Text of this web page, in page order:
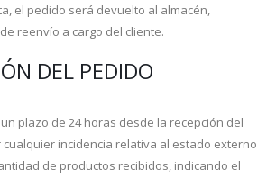
el pedido será devuelto al almacén,
reenvío a cargo del cliente.
DEL PEDIDO
plazo de 24 horas desde la recepción del
incidencia relativa al estado externo
de productos recibidos, indicando el